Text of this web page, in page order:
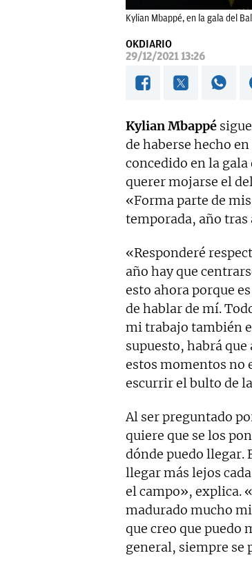
Kylian Mbappé, en la gala del
OKDIARIO
29/12/2021 13:26
Kylian Mbappé
de haberse hecho en
concedido en la gala
querer mojarse el
«Forma parte de
temporada, año tras
«Responderé
año hay que
esto ahora porque
de hablar de mí.
mi trabajo también
supuesto, habrá
estos momentos
escurrir el bulto de
Al ser preguntado
quiere que se los
dónde puedo llegar.
llegar más lejos
el campo», explica.
madurado mucho
que creo que puedo
general, siempre se